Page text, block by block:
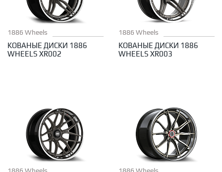
1886 Wheels
КОВАНЫЕ ДИСКИ 1886
WHEELS XR002
1886 Wheels
КОВАНЫЕ ДИСКИ 1886
WHEELS XR003